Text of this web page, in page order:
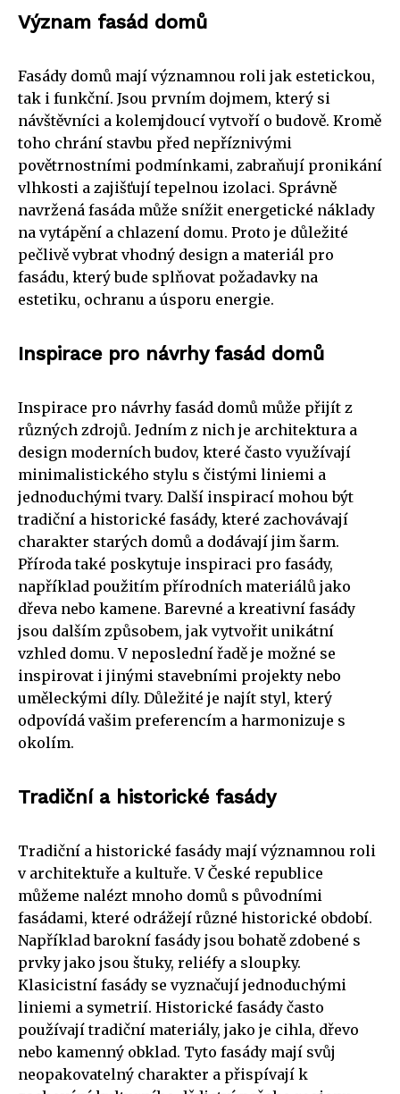
Význam fasád domů
Fasády domů mají významnou roli jak estetickou,
tak i funkční. Jsou prvním dojmem, který si
návštěvníci a kolemjdoucí vytvoří o budově. Kromě
toho chrání stavbu před nepříznivými
povětrnostními podmínkami, zabraňují pronikání
vlhkosti a zajišťují tepelnou izolaci. Správně
navržená fasáda může snížit energetické náklady
na vytápění a chlazení domu. Proto je důležité
pečlivě vybrat vhodný design a materiál pro
fasádu, který bude splňovat požadavky na
estetiku, ochranu a úsporu energie.
Inspirace pro návrhy fasád domů
Inspirace pro návrhy fasád domů může přijít z
různých zdrojů. Jedním z nich je architektura a
design moderních budov, které často využívají
minimalistického stylu s čistými liniemi a
jednoduchými tvary. Další inspirací mohou být
tradiční a historické fasády, které zachovávají
charakter starých domů a dodávají jim šarm.
Příroda také poskytuje inspiraci pro fasády,
například použitím přírodních materiálů jako
dřeva nebo kamene. Barevné a kreativní fasády
jsou dalším způsobem, jak vytvořit unikátní
vzhled domu. V neposlední řadě je možné se
inspirovat i jinými stavebními projekty nebo
uměleckými díly. Důležité je najít styl, který
odpovídá vašim preferencím a harmonizuje s
okolím.
Tradiční a historické fasády
Tradiční a historické fasády mají významnou roli
v architektuře a kultuře. V České republice
můžeme nalézt mnoho domů s původními
fasádami, které odrážejí různé historické období.
Například barokní fasády jsou bohatě zdobené s
prvky jako jsou štuky, reliéfy a sloupky.
Klasicistní fasády se vyznačují jednoduchými
liniemi a symetrií. Historické fasády často
používají tradiční materiály, jako je cihla, dřevo
nebo kamenný obklad. Tyto fasády mají svůj
neopakovatelný charakter a přispívají k